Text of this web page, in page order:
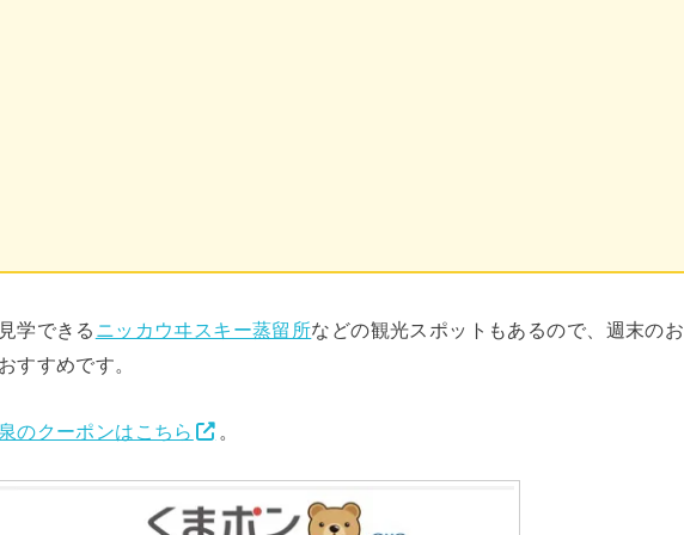
学できる ニッカウヰスキー蒸留所などの観光スポットもあるので、週末のお
すすめです。
のクーポンはこちら 。